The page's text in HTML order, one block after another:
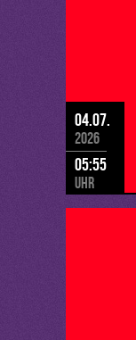
04.07.
2026
05:55
Uhr